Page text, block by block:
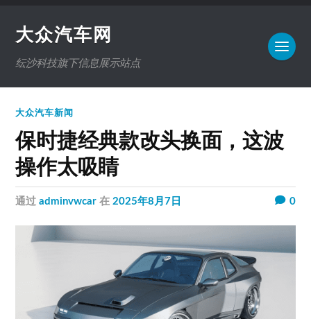
大众汽车网
纭沙科技旗下信息展示站点
大众汽车新闻
保时捷经典款改头换面，这波
操作太吸睛
通过adminvwcar 在2025年8月7日 0